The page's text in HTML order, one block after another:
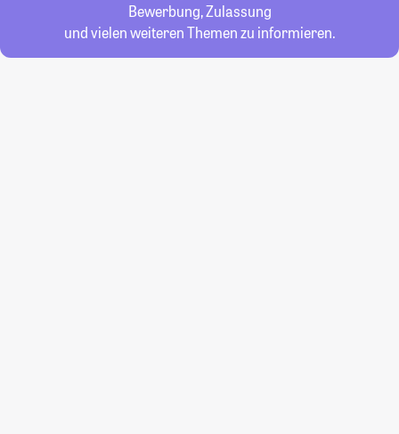
Bewerbung, Zulassung
und vielen weiteren Themen zu informieren.